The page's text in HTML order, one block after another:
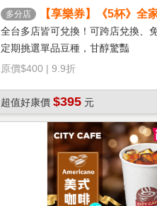
多分店
【享樂券】《5杯》全
熱單品美式(中杯)
全台多店皆可兌換！可跨店兌換、
定期挑選單品豆種，甘醇驚豔
原價$400 | 9.9折
超值好康價 $395 元